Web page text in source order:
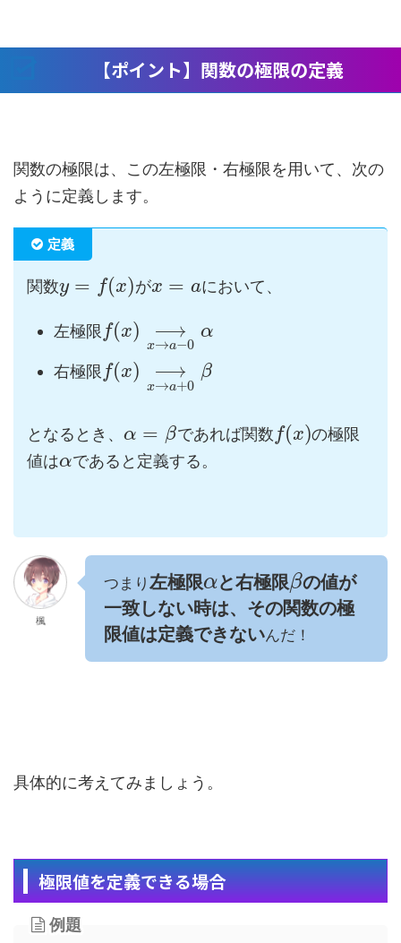
【ポイント】関数の極限の定義
関数の極限は、この左極限・右極限を用いて、次の
ように定義します。
定義
関数y = f(x)がx = aにおいて、
左極限 f(x) ⟶
x→a−0
α
右極限 f(x) ⟶
x→a+0
β
となるとき、 α = βであれば関数 f(x)の極限
値はαであると定義する。
楓
つまり 左極限αと右極限βの値が
一致しない時は、その関数の極
限値は定義できないんだ！
具体的に考えてみましょう。
極限値を定義できる場合
例題